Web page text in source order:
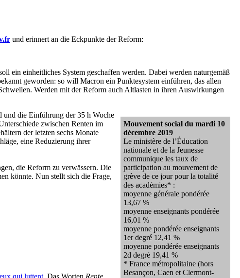
und erinnert an die Eckpunkte der Reform:
ein einheitliches System geschaffen werden. Dabei werden naturgemäß
geworden: so will Macron ein Punktesystem einführen, das allen
Werden mit der Reform auch Altlasten in ihren Auswirkungen
Mouvement social du mardi 10
décembre 2019
Le ministère de l’Éducation
nationale et de la Jeunesse
communique les taux de
participation au mouvement de
grève de ce jour pour la totalité
des académies* :
moyenne générale pondérée
13,67 %
moyenne enseignants pondérée
16,01 %
moyenne pondérée enseignants
1er degré 12,41 %
moyenne pondérée enseignants
2d degré 19,41 %
* France métropolitaine (hors
Besançon, Caen et Clermont-
und die Einführung der 35 h Woche
zwischen Renten im
der letzten sechs Monate
eine Reduzierung ihrer
die Reform zu verwässern. Die
könnte. Nun stellt sich die Frage,
qui luttent . Das Worten Rente